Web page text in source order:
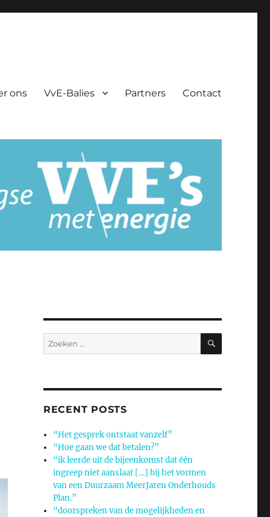
ons VvE-Balies Partners Contact
Zoeken
naar:
ZOEKEN
RECENT POSTS
“Het gesprek ontstaat vanzelf”
“Hoe gaan we dat betalen?”
“ik leerde uit de bijeenkomst dat één
ingreep niet aanslaat […] bij het vormen
van een Duurzaam MeerJaren Onderhouds
Plan.”
“doorspreken van de mogelijkheden en